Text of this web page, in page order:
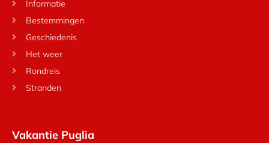
Informatie
Bestemmingen
Geschiedenis
Het weer
Rondreis
Stranden
Vakantie Puglia